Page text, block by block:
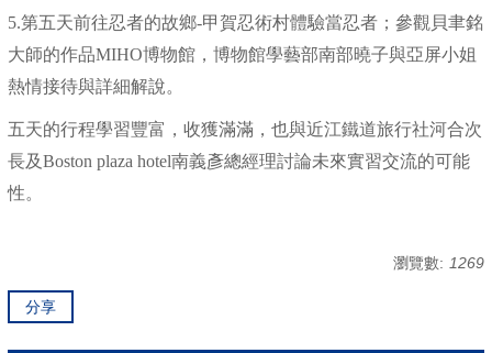
5.第五天前往忍者的故鄉-甲賀忍術村體驗當忍者；參觀貝聿銘
大師的作品MIHO博物館，博物館學藝部南部曉子與亞屏小姐
熱情接待與詳細解說。
五天的行程學習豐富，收獲滿滿，也與近江鐵道旅行社河合次
長及Boston plaza hotel南義彥總經理討論未來實習交流的可能
性。
瀏覽數: 1269
分享